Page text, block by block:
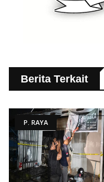
Berita Terkait
P. RAYA